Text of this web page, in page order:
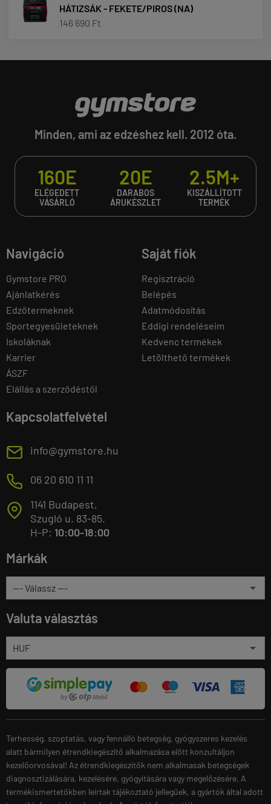
HÁTIZSÁK - FEKETE/PIROS (NA)
146 690 Ft
Minden, ami az edzéshez kell. 2012 óta.
160E
ELÉGEDETT
VÁSÁRLÓ
20E
DARABOS
ÁRUKÉSZLET
2.5M+
KISZÁLLÍTOTT
TERMÉK
Navigáció
Gymstore PRO
Ajánlatkérés
Edzőtermeknek
Sportegyesületeknek
Iskoláknak
Karrier
ÁSZF
Elállás a szerződéstől
Saját fiók
Regisztráció
Belépés
Adatmódosítás
Eddigi rendeléseim
Kedvenc termékek
Letölthető termékek
Kapcsolatfelvétel
E info@gymstore.hu
M 06 20 610 11 11
T
1141 Budapest,
Szugló u. 83-85.
H-P: 10:00-18:00
Márkák
Valuta választás
Terhesség, szoptatás, vagy fennálló betegség, gyógyszeres kezelés
alatt bármilyen étrendkiegészítő alkalmazása előtt konzultáljon
kezelőorvosával! Az étrendkiegészítők nem alkalmasak betegségek
diagnosztizálására, kezelésére, gyógyítására vagy megelőzésére. A
termékismertetőkben leírtak tájékoztató jellegűek, a gyártók által adott